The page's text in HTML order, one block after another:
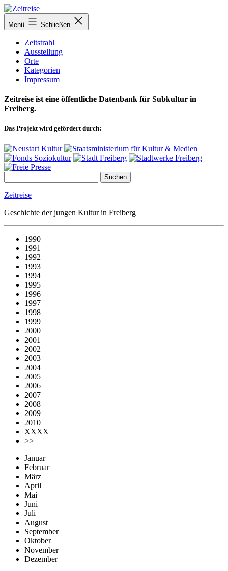
Zum
Inhalt
springen
Menü Schließen
Zeitstrahl
Ausstellung
Orte
Kategorien
Impressum
Zeitreise ist eine öffentliche Datenbank für Subkultur in
Freiberg.
Das Projekt wird gefördert durch:
Zeitreise
Geschichte der jungen Kultur in Freiberg
1990
1991
1992
1993
1994
1995
1996
1997
1998
1999
2000
2001
2002
2003
2004
2005
2006
2007
2008
2009
2010
XXXX
>>
Januar
Februar
März
April
Mai
Juni
Juli
August
September
Oktober
November
Dezember